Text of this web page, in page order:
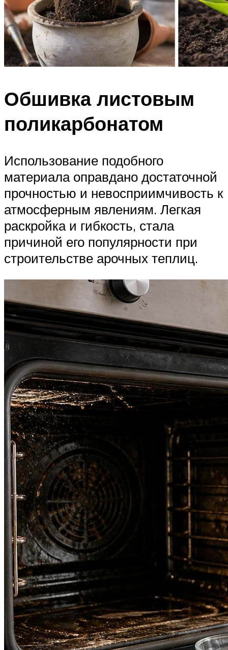
Обшивка листовым
поликарбонатом
Использование подобного
материала оправдано достаточной
прочностью и невосприимчивость к
атмосферным явлениям. Легкая
раскройка и гибкость, стала
причиной его популярности при
строительстве арочных теплиц.